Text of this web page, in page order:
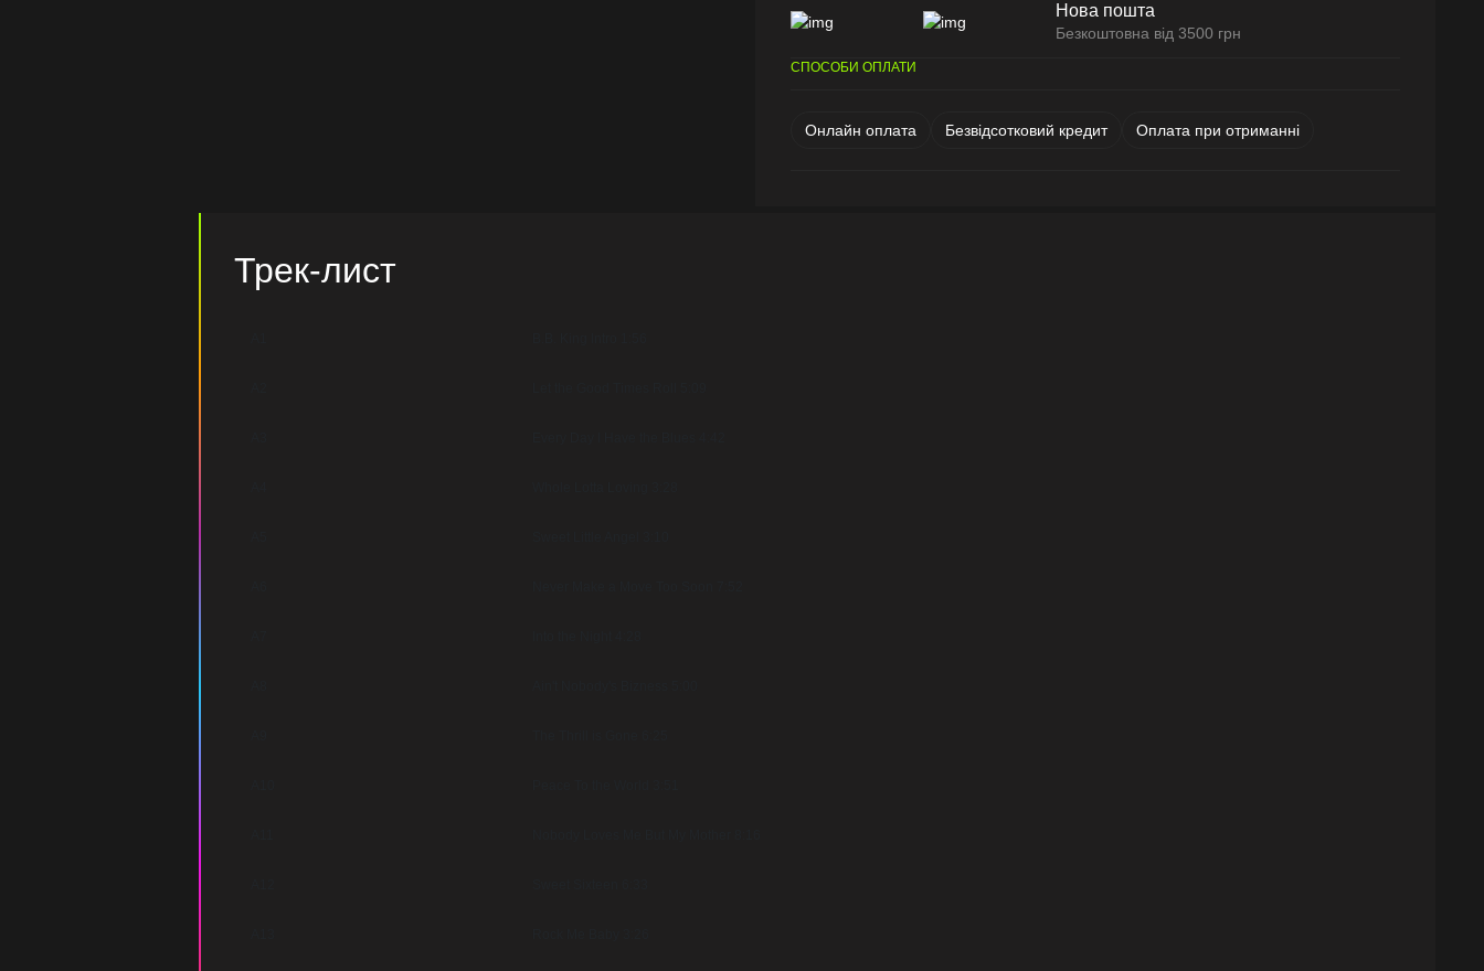
Нова пошта
Безкоштовна від 3500 грн
СПОСОБИ ОПЛАТИ
Онлайн оплата Безвідсотковий кредит Оплата при отриманні
Трек-лист